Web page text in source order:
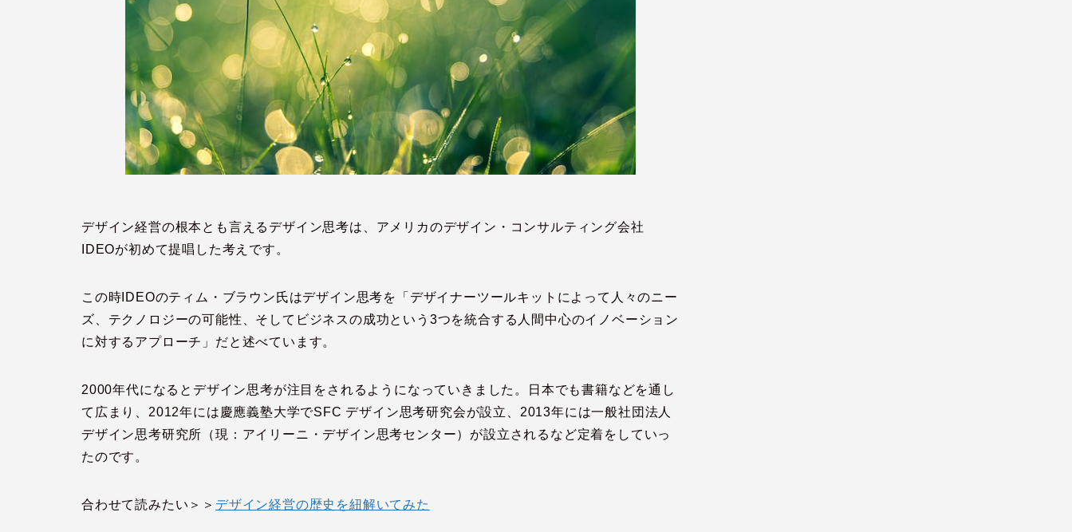
デザイン経営の根本とも言えるデザイン思考は、アメリカのデザイン・コンサルティング会社
IDEOが初めて提唱した考えです。
この時IDEOのティム・ブラウン氏はデザイン思考を「デザイナーツールキットによって人々のニー
ズ、テクノロジーの可能性、そしてビジネスの成功という3つを統合する人間中心のイノベーション
に対するアプローチ」だと述べています。
2000年代になるとデザイン思考が注目をされるようになっていきました。日本でも書籍などを通し
て広まり、2012年には慶應義塾大学でSFC デザイン思考研究会が設立、2013年には一般社団法人
デザイン思考研究所（現：アイリーニ・デザイン思考センター）が設立されるなど定着をしていっ
たのです。
合わせて読みたい＞＞ デザイン経営の歴史を紐解いてみた